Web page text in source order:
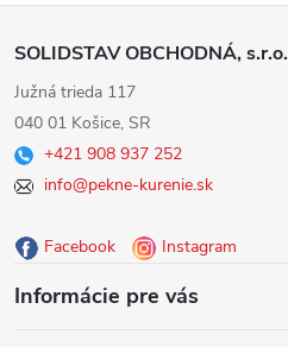
Z
á
p
ä
SOLIDSTAV OBCHODNÁ, s.r.o.
Južná trieda 117
040 01 Košice, SR
+421 908 937 252
info@pekne-kurenie.sk
Facebook Instagram
Informácie pre vás